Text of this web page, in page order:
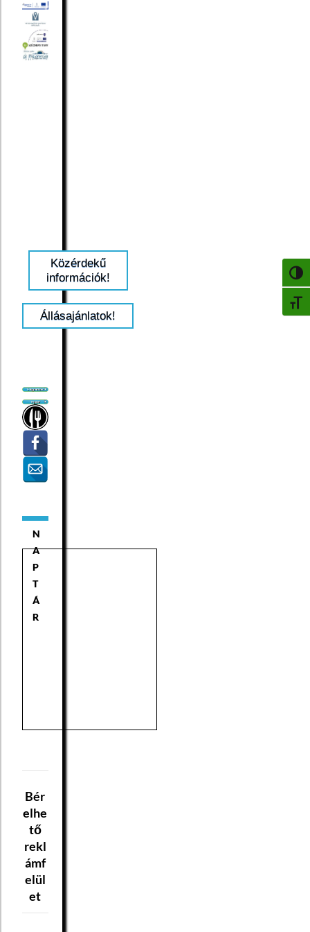
Közérdekű
információk!
Állásajánlatok!
N
A
P
T
Á
R
Bér
elhe
tő
rekl
ámf
elül
et